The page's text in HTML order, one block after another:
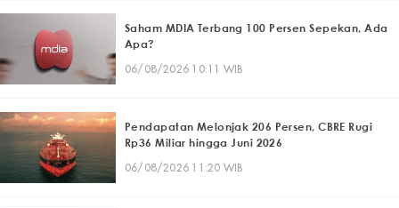
Saham MDIA Terbang 100 Persen Sepekan, Ada
Apa?
06/08/2026 10:11 WIB
Pendapatan Melonjak 206 Persen, CBRE Rugi
Rp36 Miliar hingga Juni 2026
06/08/2026 11:20 WIB